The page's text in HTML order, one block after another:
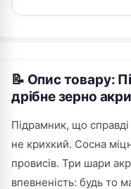
📝 Опис товару:
дрібне зерно
Підрамник, що
не крихкий. Сосна
провисів. Три шари
впевненість: будь то